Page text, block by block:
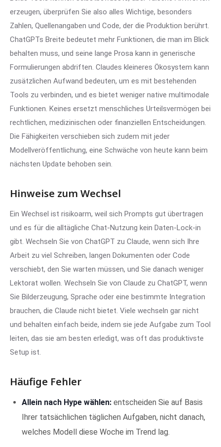
erzeugen, überprüfen Sie also alles Wichtige, besonders
Zahlen, Quellenangaben und Code, der die Produktion berührt.
ChatGPTs Breite bedeutet mehr Funktionen, die man im Blick
behalten muss, und seine lange Prosa kann in generische
Formulierungen abdriften. Claudes kleineres Ökosystem kann
zusätzlichen Aufwand bedeuten, um es mit bestehenden
Tools zu verbinden, und es bietet weniger native multimodale
Funktionen. Keines ersetzt menschliches Urteilsvermögen bei
rechtlichen, medizinischen oder finanziellen Entscheidungen.
Die Fähigkeiten verschieben sich zudem mit jeder
Modellveröffentlichung, eine Schwäche von heute kann beim
nächsten Update behoben sein.
Hinweise zum Wechsel
Ein Wechsel ist risikoarm, weil sich Prompts gut übertragen
und es für die alltägliche Chat-Nutzung kein Daten-Lock-in
gibt. Wechseln Sie von ChatGPT zu Claude, wenn sich Ihre
Arbeit zu viel Schreiben, langen Dokumenten oder Code
verschiebt, den Sie warten müssen, und Sie danach weniger
Lektorat wollen. Wechseln Sie von Claude zu ChatGPT, wenn
Sie Bilderzeugung, Sprache oder eine bestimmte Integration
brauchen, die Claude nicht bietet. Viele wechseln gar nicht
und behalten einfach beide, indem sie jede Aufgabe zum Tool
leiten, das sie am besten erledigt, was oft das produktivste
Setup ist.
Häufige Fehler
Allein nach Hype wählen: entscheiden Sie auf Basis
Ihrer tatsächlichen täglichen Aufgaben, nicht danach,
welches Modell diese Woche im Trend lag.